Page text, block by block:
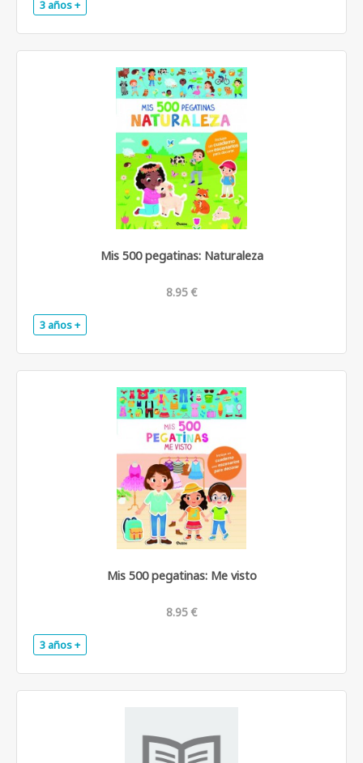
3 años +
Mis 500 pegatinas: Naturaleza
8.95 €
3 años +
Mis 500 pegatinas: Me visto
8.95 €
3 años +